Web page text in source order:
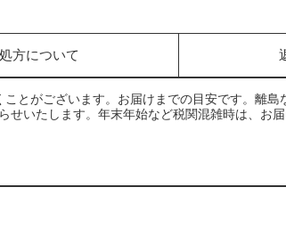
処方について
とがございます。お届けまでの目安です。離島
せいたします。年末年始など税関混雑時は、お